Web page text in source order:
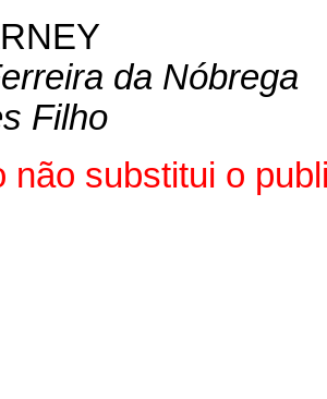
da Nóbrega
Filho
não substitui o